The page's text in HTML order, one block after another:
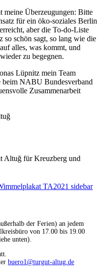
meine Überzeugungen: Bitte
für ein öko-soziales Berlin
aber die To-do-Liste
schön sagt, so lang wie die
alles, was kommt, und
zu begegnen.
Lüpnitz mein Team
beim NABU Bundesverband
Zusammenarbeit
der Ferien) an jedem
von 17.00 bis 19.00
unten).
buero1@turgut-altug.de